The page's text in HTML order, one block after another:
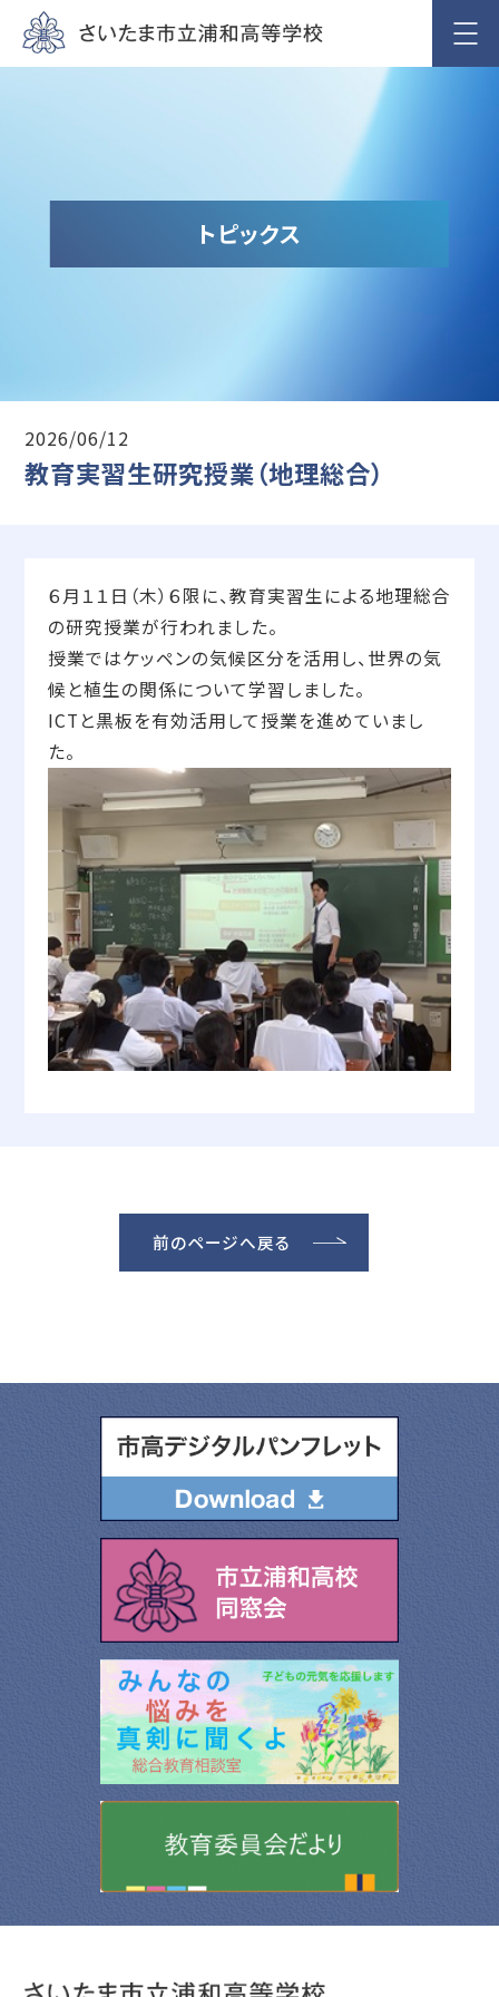
トピックス
2026/06/12
教育実習生研究授業（地理総合）
６月１１日（木）６限に、教育実習生による地理総合
の研究授業が行われました。
授業ではケッペンの気候区分を活用し、世界の気
候と植生の関係について学習しました。
ICTと黒板を有効活用して授業を進めていまし
た。
前のページへ戻る